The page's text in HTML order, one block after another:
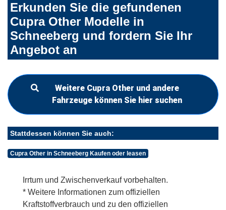
Erkunden Sie die gefundenen
Cupra Other Modelle in
Schneeberg und fordern Sie Ihr
Angebot an
Weitere Cupra Other und andere
Fahrzeuge können Sie hier suchen
Stattdessen können Sie auch:
Cupra Other in Schneeberg Kaufen oder leasen
Irrtum und Zwischenverkauf vorbehalten.
* Weitere Informationen zum offiziellen
Kraftstoffverbrauch und zu den offiziellen